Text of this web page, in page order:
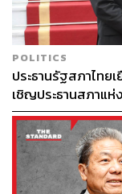
POLITICS
ประธานรัฐสภาไทย
เชิญประธานสภาแ